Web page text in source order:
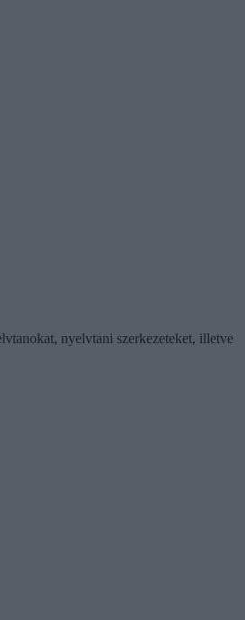
nyelvtani szerkezeteket, illetve